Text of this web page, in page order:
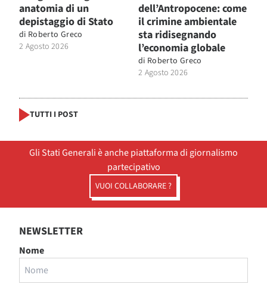
anatomia di un
depistaggio di Stato
di Roberto Greco
2 Agosto 2026
dell’Antropocene: come
il crimine ambientale
sta ridisegnando
l’economia globale
di Roberto Greco
2 Agosto 2026
TUTTI I POST
Gli Stati Generali è anche piattaforma di giornalismo
partecipativo
VUOI COLLABORARE ?
NEWSLETTER
Nome